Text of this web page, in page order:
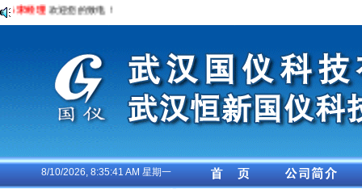
宋经理欢迎您的致电！
8/10/2026, 8:35:41 AM 星期一